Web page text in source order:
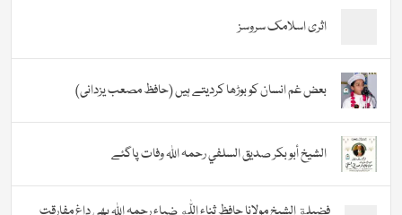
اثری اسلامک سروسز
بعض غم انسان کو بوڑھا کردیتے ہیں (حافظ مصعب یزدانی)
الشيخ أبو بكر صديق السلفي رحمہ اللہ وفات پاگئے